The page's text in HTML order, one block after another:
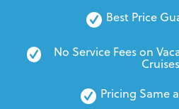
Best Price
No Service Fees on
Cruises
Pricing Same